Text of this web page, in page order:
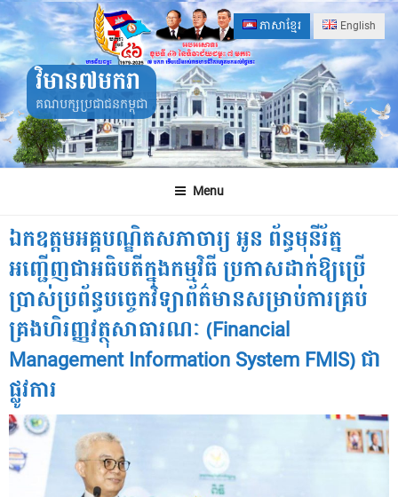
Skip
to
content
ភាសាខ្មែរ English
វិមាន៧មករា
គណបក្សប្រជាជនកម្ពុជា
Menu
ឯកឧត្តមអគ្គបណ្ឌិតសភាចារ្យ អូន ព័ន្ធមុនីរ័ត្ន
អញ្ជើញជាអធិបតីក្នុងកម្មវិធី ប្រកាសដាក់ឱ្យប្រើ
ប្រាស់ប្រព័ន្ធបច្ចេកវិទ្យាព័ត៌មានសម្រាប់ការគ្រប់
គ្រងហិរញ្ញវត្ថុសាធារណៈ (Financial
Management Information System FMIS) ជា
ផ្លូវការ